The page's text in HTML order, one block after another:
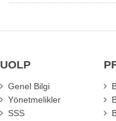
UOLP
Genel Bilgi
Yönetmelikler
SSS